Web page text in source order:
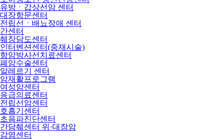
유방ㆍ갑상선암 센터
대장항문센터
전립선ㆍ배뇨장애 센터
간센터
췌장담도센터
인터벤션센터(중재시술)
항암방사선치료센터
폐암수술센터
알레르기 센터
암재활프로그램
여성암센터
응급의료센터
전립선암센터
호흡기센터
초음파진단센터
간담췌센터 위·대장암
감염센터